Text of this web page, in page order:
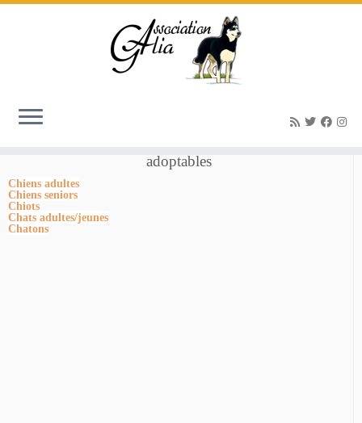
Accueil
adoptables
Chiens adultes
Chiens seniors
Chiots
Chats adultes/jeunes
Chatons